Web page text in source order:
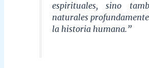
en rituales sagrados,
holísticas. Si deseas conocer
productos, sus orígenes y usos